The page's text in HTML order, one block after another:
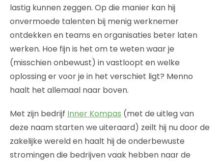
lastig kunnen zeggen. Op die manier kan hij
onvermoede talenten bij menig werknemer
ontdekken en teams en organisaties beter laten
werken. Hoe fijn is het om te weten waar je
(misschien onbewust) in vastloopt en welke
oplossing er voor je in het verschiet ligt? Menno
haalt het allemaal naar boven.
Met zijn bedrijf Inner Kompas (met de uitleg van
deze naam starten we uiteraard) zeilt hij nu door de
zakelijke wereld en haalt hij de onderbewuste
stromingen die bedrijven vaak hebben naar de